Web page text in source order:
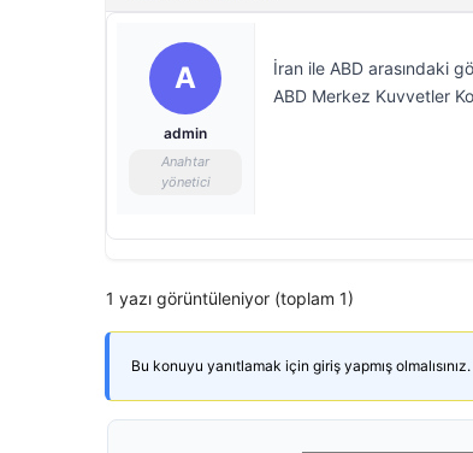
A
admin
Anahtar
yönetici
İran ile ABD arasındaki
ABD Merkez Kuvvetler
1 yazı görüntüleniyor (toplam 1)
Bu konuyu yanıtlamak için giriş yapmış olmalısınız.